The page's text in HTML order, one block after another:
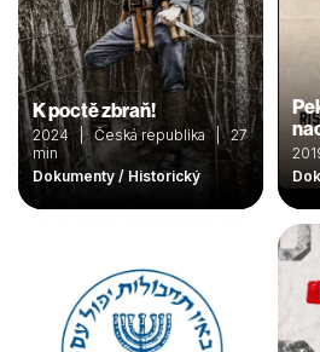
K poctě zbraň!
2024 | Česká republika | 27
min
Dokumenty / Historický